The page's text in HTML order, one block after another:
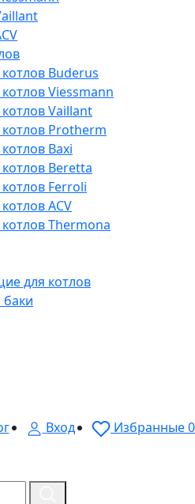
Buderus
Viessmann
Vaillant
Protherm
Baxi
Beretta
Ferroli
ACV
Thermona
для котлов
Вход Избранные0